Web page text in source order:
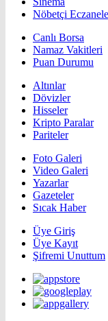
Nöbetçi
Canlı Borsa
Namaz Vakitleri
Puan Durumu
Altınlar
Dövizler
Hisseler
Kripto Paralar
Pariteler
Foto Galeri
Video Galeri
Yazarlar
Gazeteler
Sıcak Haber
Üye Giriş
Üye Kayıt
Şifremi Unuttum